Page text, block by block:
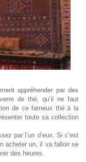
appréhender par des
de thé, qu’il ne faut
de ce fameux thé à la
toute sa collection
par l’un d’eux. Si c’est
acheter un, il va falloir se
des heures.